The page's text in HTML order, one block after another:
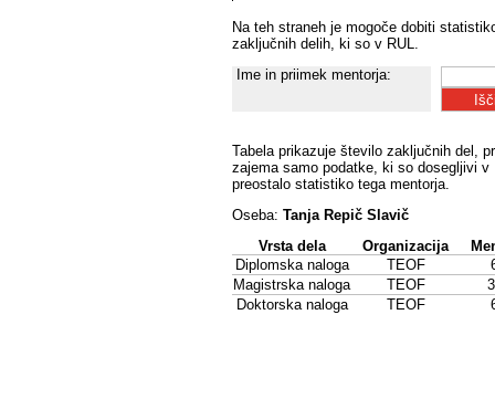
Na teh straneh je mogoče dobiti
zaključnih delih, ki so v RUL.
Ime in priimek mentorja:
Tabela prikazuje število zaključnih del,
zajema samo podatke, ki so dosegljivi
preostalo statistiko tega mentorja.
Oseba: Tanja Repič Slavič
Vrsta dela
Organizacija
Diplomska naloga
TEOF
Magistrska naloga
TEOF
Doktorska naloga
TEOF